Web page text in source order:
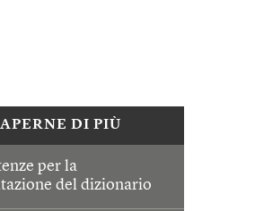
DI PIÙ
per la
del dizionario